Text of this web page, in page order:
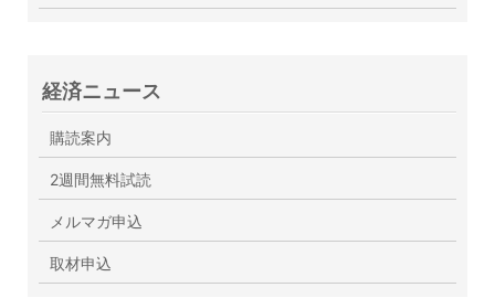
経済ニュース
購読案内
2週間無料試読
メルマガ申込
取材申込